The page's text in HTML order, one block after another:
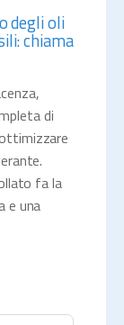
degli oli
chiama
di
fa la
e una